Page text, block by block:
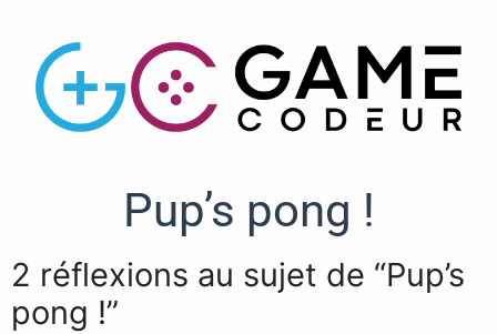
Pup’s pong !
2 réflexions au sujet de “Pup’s
pong !”